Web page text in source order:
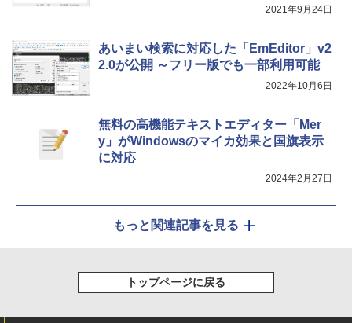
2021年9月24日
あいまい検索に対応した「EmEditor」v2
2.0が公開 ～フリー版でも一部利用可能
2022年10月6日
無料の高機能テキストエディター「Mer
y」がWindowsのマイカ効果と国旗表示
に対応
2024年2月27日
もっと関連記事を見る
トップページに戻る